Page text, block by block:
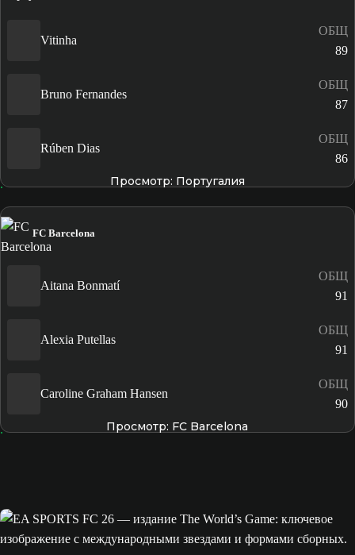
Vitinha
ОБЩ
89
Bruno Fernandes
ОБЩ
87
Rúben Dias
ОБЩ
86
Просмотр: Португалия
FC Barcelona
Aitana Bonmatí
ОБЩ
91
Alexia Putellas
ОБЩ
91
Caroline Graham Hansen
ОБЩ
90
Просмотр: FC Barcelona